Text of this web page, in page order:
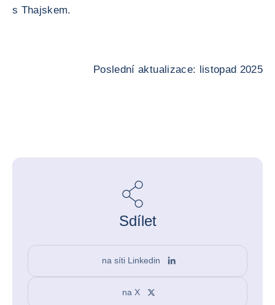
s Thajskem.
Poslední aktualizace: listopad 2025
Sdílet
na síti Linkedin
na X